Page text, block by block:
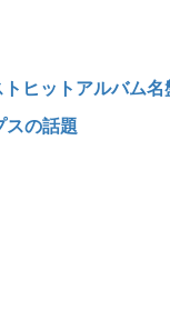
ヒットアルバム名
スの話題